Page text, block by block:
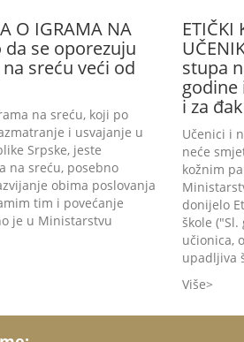
O IGRAMA NA
da se oporezuju
sreću veći od
na sreću, koji po
i usvajanje u
Srpske, jeste
na sreću, posebno
obima poslovanja
tim i povećanje
je u Ministarstvu
ETIČKI
stupa
godine
i za
Učenici i
neće
kožnim
donijelo
škole ("Sl.
učionica,
upadljiva
Više